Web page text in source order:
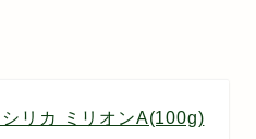
シリカ ミリオンA(100g)